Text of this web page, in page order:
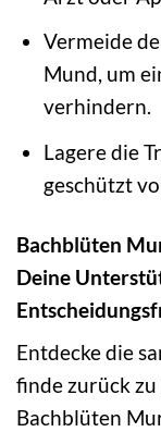
Vermeide
Mund, um
verhindern.
Lagere die
geschützt
Bachblüten
Deine
Entdecke die
finde zurück
Bachblüten